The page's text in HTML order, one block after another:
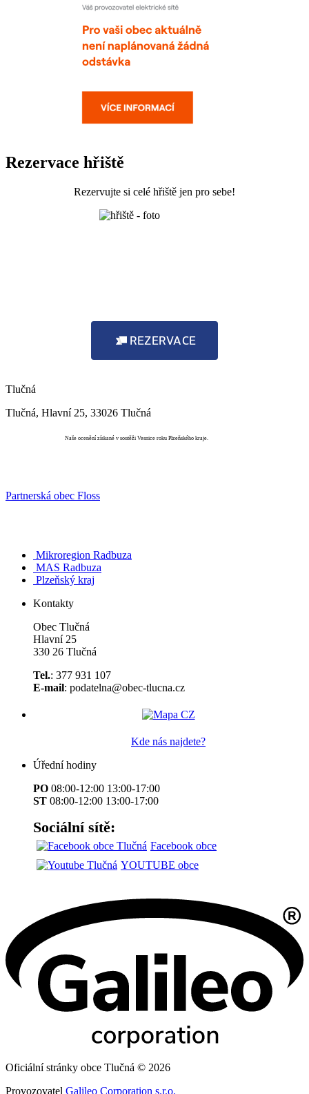
Rezervace hřiště
Rezervujte si celé hřiště jen pro sebe!
REZERVACE
Tlučná
Tlučná, Hlavní 25, 33026 Tlučná
Naše ocenění získané v soutěži Vesnice roku Plzeňského kraje.
Partnerská obec Floss
Mikroregion Radbuza
MAS Radbuza
Plzeňský kraj
Kontakty
Obec Tlučná
Hlavní 25
330 26 Tlučná
Tel.: 377 931 107
E-mail: podatelna@obec-tlucna.cz
Kde nás najdete?
Úřední hodiny
PO 08:00-12:00 13:00-17:00
ST 08:00-12:00 13:00-17:00
Sociální sítě:
Facebook obce
YOUTUBE obce
Oficiální stránky obce Tlučná © 2026
Provozovatel Galileo Corporation s.r.o.